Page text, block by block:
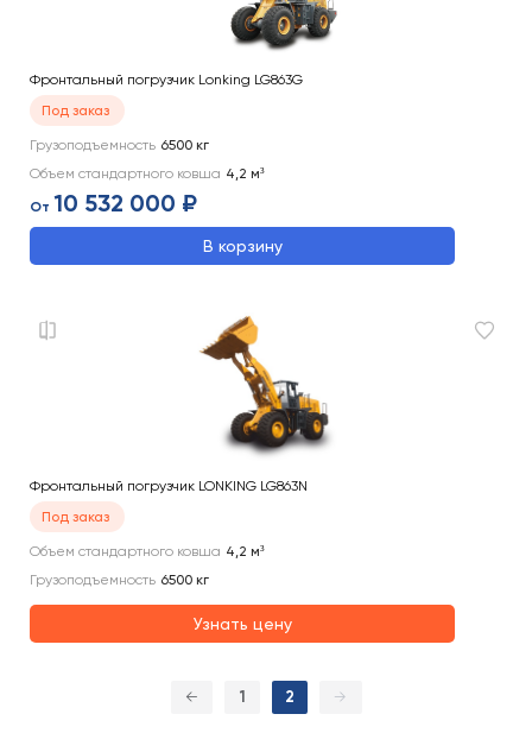
Фронтальный погрузчик Lonking LG863G
Под заказ
Грузоподъемность 6500 кг
Объем стандартного ковша 4,2 м³
От 10 532 000 ₽
В корзину
Фронтальный погрузчик LONKING LG863N
Под заказ
Объем стандартного ковша 4,2 м³
Грузоподъемность 6500 кг
Узнать цену
← 1 2 →